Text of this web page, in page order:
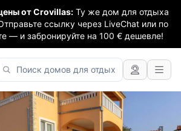
от Crovillas: Ту же дом для отдыха
ссылку через LiveChat или по
— и забронируйте на 100 € дешевле!